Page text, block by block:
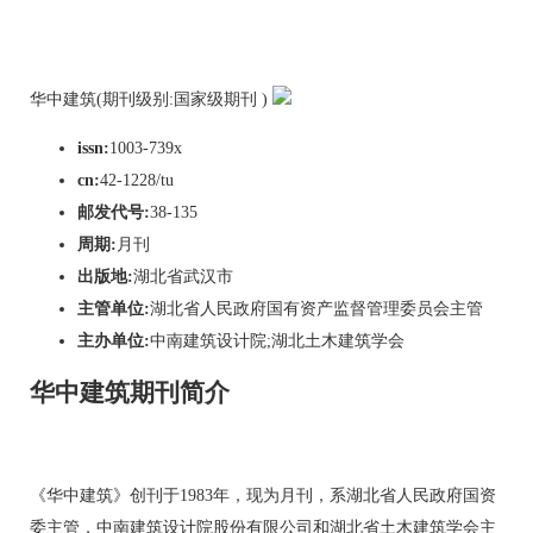
华中建筑(期刊级别:国家级期刊 )
issn:1003-739x
cn:42-1228/tu
邮发代号:38-135
周期: 月刊
出版地:湖北省武汉市
主管单位:湖北省人民政府国有资产监督管理委员会主管
主办单位:中南建筑设计院;湖北土木建筑学会
华中建筑期刊简介
《华中建筑》创刊于1983年，现为月刊，系湖北省人民政府国资
委主管，中南建筑设计院股份有限公司和湖北省土木建筑学会主